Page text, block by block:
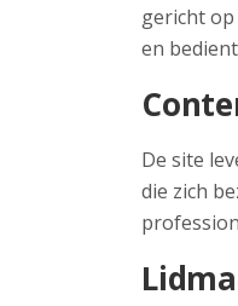
gericht
en
De site
die zich